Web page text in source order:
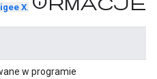
X.
w programie